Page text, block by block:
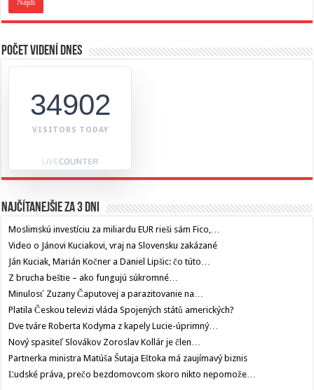
Počet videní dnes
34902
VISITORS TODAY
Najčítanejšie za 3 dni
Moslimskú investíciu za miliardu EUR rieši sám Fico,…
Video o Jánovi Kuciakovi, vraj na Slovensku zakázané
Ján Kuciak, Marián Kočner a Daniel Lipšic: čo túto…
Z brucha beštie – ako fungujú súkromné…
Minulosť Zuzany Čaputovej a parazitovanie na…
Platila Českou televizi vláda Spojených států amerických?
Dve tváre Roberta Kodyma z kapely Lucie-úprimný…
Nový spasiteľ Slovákov Zoroslav Kollár je člen…
Partnerka ministra Matúša Šutaja Eštoka má zaujímavý biznis
Ľudské práva, prečo bezdomovcom skoro nikto nepomože…